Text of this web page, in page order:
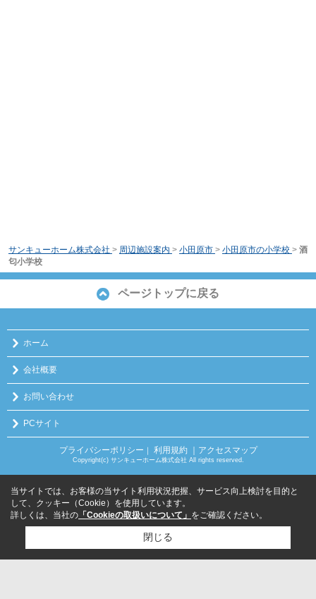
サンキューホーム株式会社 > 周辺施設案内 > 小田原市 > 小田原市の小学校 > 酒
匂小学校
ページトップに戻る
ホーム
会社概要
お問い合わせ
PCサイト
プライバシーポリシー ｜ 利用規約 ｜アクセスマップ
Copyright(c) サンキューホーム株式会社 All rights reserved.
当サイトでは、お客様の当サイト利用状況把握、サービス向上検討を目的と
して、クッキー（Cookie）を使用しています。
詳しくは、当社の 「Cookieの取扱いについて」 をご確認ください。
閉じる